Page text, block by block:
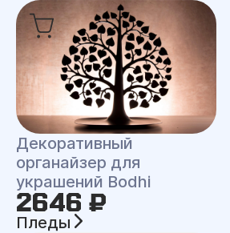
Декоративный
органайзер для
украшений Bodhi
2646 ₽
Пледы